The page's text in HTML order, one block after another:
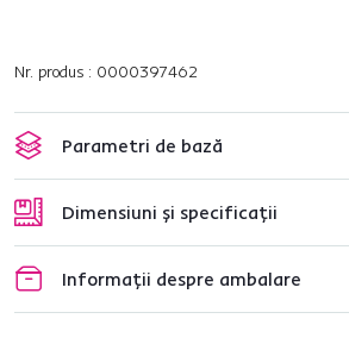
Nr. produs : 0000397462
Parametri de bază
Dimensiuni și specificații
Informații despre ambalare